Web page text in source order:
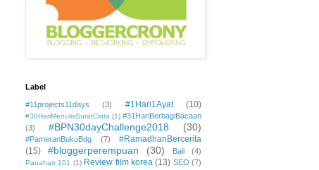
Label
#11projects11days (3) #1Hari1Ayat (10)
#30HariMenulisSuratCinta (1) #31HariBerbagiBacaan
(3)
#BPN30dayChallenge2018 (30)
#PameranBukuBdg (7)
#RamadhanBercerita
(15)
#bloggerperempuan (30) Bali (4)
Panahan 101 (1) Review film korea (13) SEO (7)